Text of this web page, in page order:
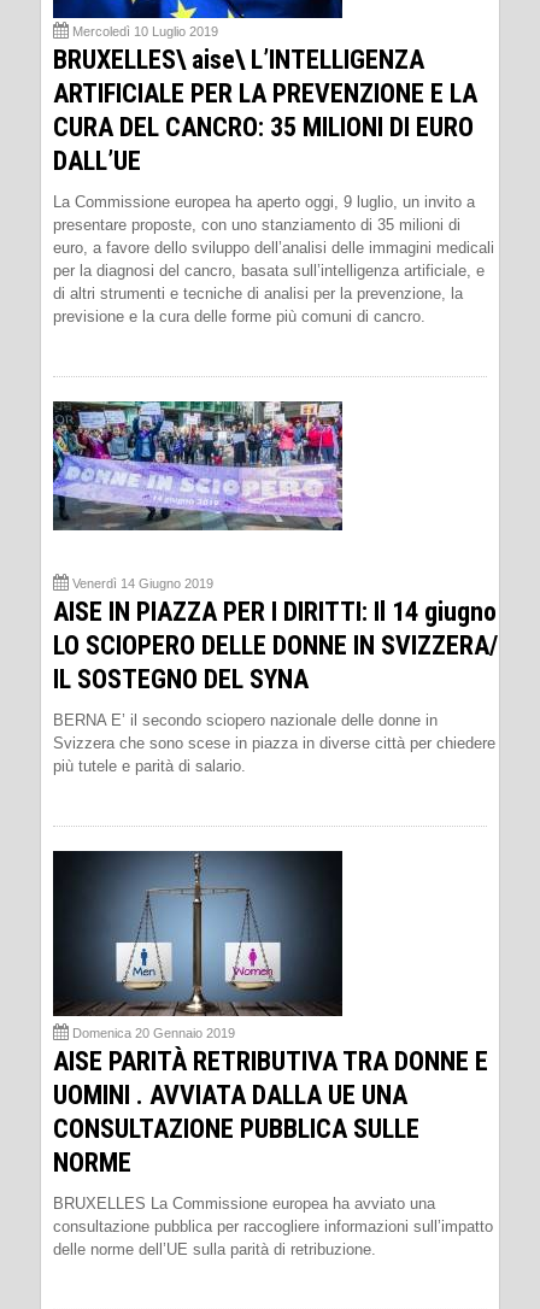
Mercoledì 10 Luglio 2019
BRUXELLES\ aise\ L’INTELLIGENZA
ARTIFICIALE PER LA PREVENZIONE E LA
CURA DEL CANCRO: 35 MILIONI DI EURO
DALL’UE
La Commissione europea ha aperto oggi, 9 luglio, un invito a
presentare proposte, con uno stanziamento di 35 milioni di
euro, a favore dello sviluppo dell’analisi delle immagini medicali
per la diagnosi del cancro, basata sull’intelligenza artificiale, e
di altri strumenti e tecniche di analisi per la prevenzione, la
previsione e la cura delle forme più comuni di cancro.
Venerdì 14 Giugno 2019
AISE IN PIAZZA PER I DIRITTI: Il 14 giugno
LO SCIOPERO DELLE DONNE IN SVIZZERA/
IL SOSTEGNO DEL SYNA
BERNA E’ il secondo sciopero nazionale delle donne in
Svizzera che sono scese in piazza in diverse città per chiedere
più tutele e parità di salario.
Domenica 20 Gennaio 2019
AISE PARITÀ RETRIBUTIVA TRA DONNE E
UOMINI . AVVIATA DALLA UE UNA
CONSULTAZIONE PUBBLICA SULLE
NORME
BRUXELLES La Commissione europea ha avviato una
consultazione pubblica per raccogliere informazioni sull’impatto
delle norme dell’UE sulla parità di retribuzione.